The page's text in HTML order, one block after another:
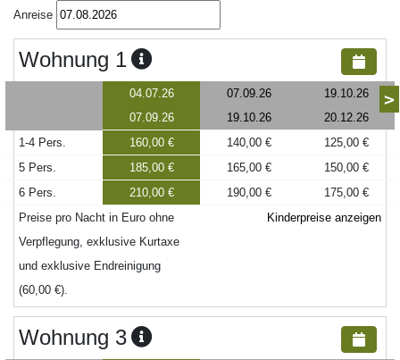
Anreise
Wohnung 1
>
04.07.26
07.09.26
07.09.26
19.10.26
19.10.26
20.12.26
1-4 Pers.
160,00 € 140,00 €
125,00 €
5 Pers.
185,00 € 165,00 €
150,00 €
6 Pers.
210,00 € 190,00 €
175,00 €
Preise pro Nacht in Euro ohne
Verpflegung, exklusive Kurtaxe
und exklusive Endreinigung
(60,00 €).
Kinderpreise anzeigen
Wohnung 3